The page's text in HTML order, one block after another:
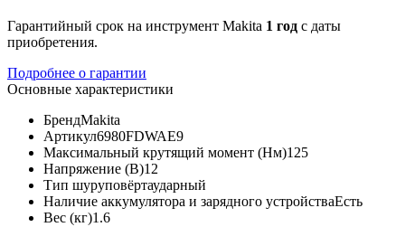
Гарантийный срок на инструмент Makita 1 год с даты
приобретения.
Подробнее о гарантии
Основные характеристики
БрендMakita
Артикул6980FDWAE9
Максимальный крутящий момент (Нм)125
Напряжение (В)12
Тип шуруповёртаударный
Наличие аккумулятора и зарядного устройстваЕсть
Вес (кг)1.6